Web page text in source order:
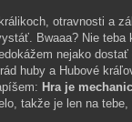
otravnosti a
Bwaaa? Nie teba
nejako
huby a Hubové
Hra je
takže je len na